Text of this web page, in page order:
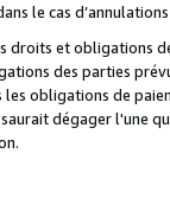
le cas
droits et obligations
des parties
obligations de
dégager l'une